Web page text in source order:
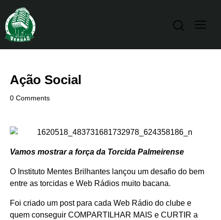
Ação Social
0 Comments
Vamos mostrar a força da Torcida Palmeirense
O Instituto Mentes Brilhantes lançou um desafio do bem
entre as torcidas e Web Rádios muito bacana.
Foi criado um post para cada Web Rádio do clube e
quem conseguir COMPARTILHAR MAIS e CURTIR a